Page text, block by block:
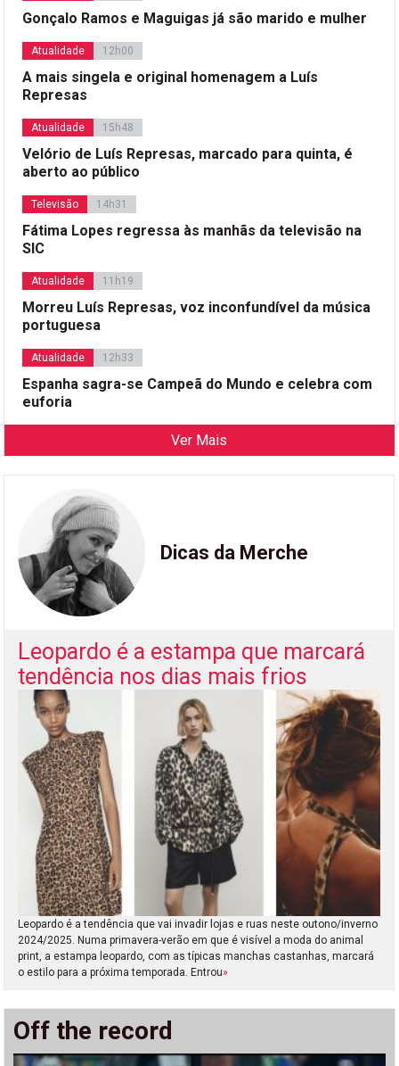
Gonçalo Ramos e Maguigas já são marido e mulher
Atualidade 12h00
A mais singela e original homenagem a Luís
Represas
Atualidade 15h48
Velório de Luís Represas, marcado para quinta, é
aberto ao público
Televisão 14h31
Fátima Lopes regressa às manhãs da televisão na
SIC
Atualidade 11h19
Morreu Luís Represas, voz inconfundível da música
portuguesa
Atualidade 12h33
Espanha sagra-se Campeã do Mundo e celebra com
euforia
Ver Mais
Dicas da Merche
Leopardo é a estampa que marcará
tendência nos dias mais frios
Leopardo é a tendência que vai invadir lojas e ruas neste outono/inverno
2024/2025. Numa primavera-verão em que é visível a moda do animal
print, a estampa leopardo, com as típicas manchas castanhas, marcará
o estilo para a próxima temporada. Entrou»
Off the record